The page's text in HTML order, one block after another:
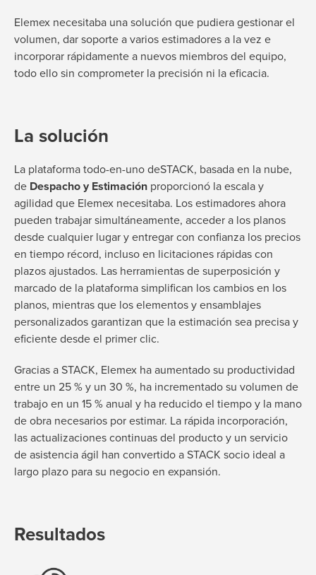
Elemex necesitaba una solución que pudiera gestionar el
volumen, dar soporte a varios estimadores a la vez e
incorporar rápidamente a nuevos miembros del equipo,
todo ello sin comprometer la precisión ni la eficacia.
La solución
La plataforma todo-en-uno deSTACK, basada en la nube,
de Despacho y Estimación proporcionó la escala y
agilidad que Elemex necesitaba. Los estimadores ahora
pueden trabajar simultáneamente, acceder a los planos
desde cualquier lugar y entregar con confianza los precios
en tiempo récord, incluso en licitaciones rápidas con
plazos ajustados. Las herramientas de superposición y
marcado de la plataforma simplifican los cambios en los
planos, mientras que los elementos y ensamblajes
personalizados garantizan que la estimación sea precisa y
eficiente desde el primer clic.
Gracias a STACK, Elemex ha aumentado su productividad
entre un 25 % y un 30 %, ha incrementado su volumen de
trabajo en un 15 % anual y ha reducido el tiempo y la mano
de obra necesarios por estimar. La rápida incorporación,
las actualizaciones continuas del producto y un servicio
de asistencia ágil han convertido a STACK socio ideal a
largo plazo para su negocio en expansión.
Resultados